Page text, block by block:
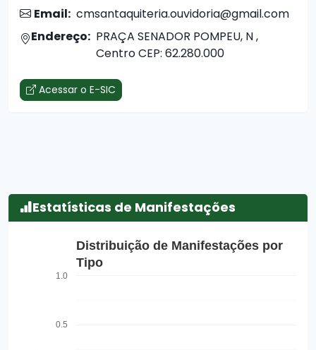
Email: cmsantaquiteria.ouvidoria@gmail.com
Endereço: PRAÇA SENADOR POMPEU, N ,
Centro CEP: 62.280.000
Acessar o E-SIC
Estatísticas de Manifestações
Distribuição de Manifestações por
Tipo
0.5
1.0